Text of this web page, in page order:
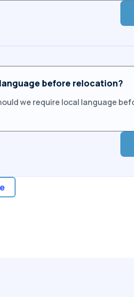
before relocation?
we require local language